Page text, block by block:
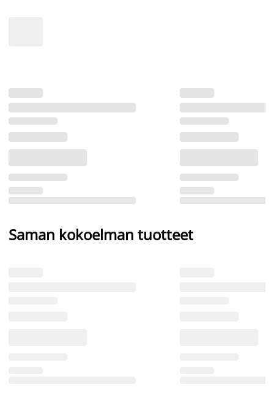
Saman kokoelman tuotteet